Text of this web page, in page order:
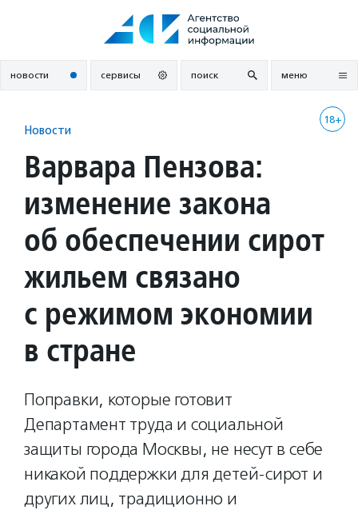
новости сервисы поиск меню
18+
Новости
Варвара Пензова:
изменение закона
об обеспечении сирот
жильем связано
с режимом экономии
в стране
Поправки, которые готовит
Департамент труда и социальной
защиты города Москвы, не несут в себе
никакой поддержки для детей-сирот и
других лиц, традиционно и